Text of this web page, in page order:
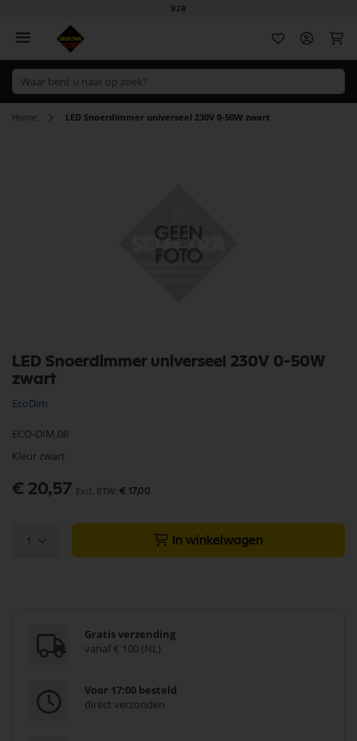
B2B
Home LED Snoerdimmer universeel 230V 0-50W zwart
LED Snoerdimmer universeel 230V 0-50W
zwart
EcoDim
ECO-DIM.08
Kleur zwart
€ 20,57 € 17,00
1 In winkelwagen
Gratis verzending
vanaf € 100 (NL)
Voor 17:00 besteld
direct verzonden
naar
het
van
afbeeldingen-
gallerij